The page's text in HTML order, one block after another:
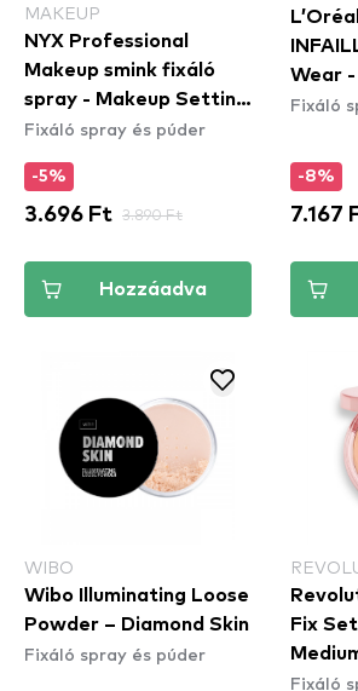
MAKEUP
NYX Professional
Makeup smink fixáló
spray - Makeup Setting
Spray – Dewy Finish
Fixáló spray és púder
-5%
3.696 Ft 3.890 Ft
Hozzáadva
Wear -
Fixáló
-8%
7.167
WIBO
Wibo Illuminating Loose
Powder – Diamond Skin
Fixáló spray és púder
Fix
Fixáló